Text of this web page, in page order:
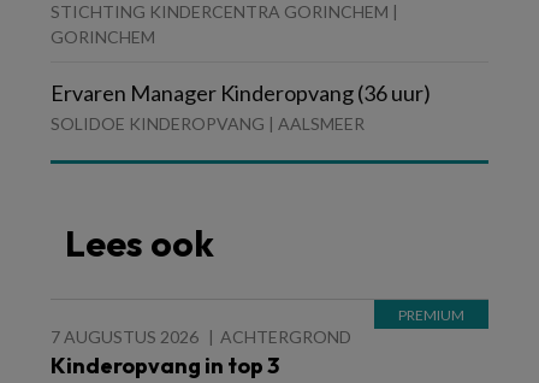
STICHTING KINDERCENTRA GORINCHEM |
GORINCHEM
Ervaren Manager Kinderopvang (36 uur)
SOLIDOE KINDEROPVANG | AALSMEER
Lees ook
7 AUGUSTUS 2026 ACHTERGROND
Kinderopvang in top 3